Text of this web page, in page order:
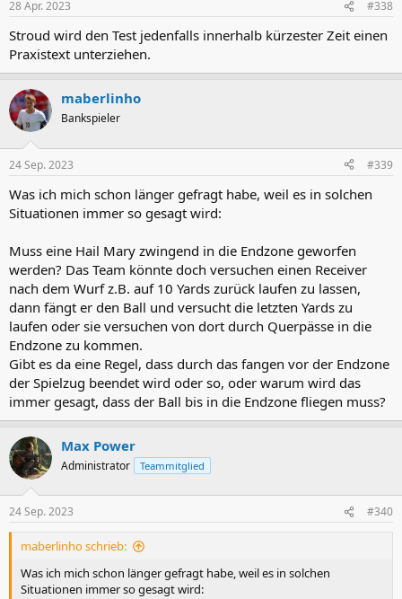
28 Apr. 2023 #338
Stroud wird den Test jedenfalls innerhalb kürzester Zeit einen
Praxistext unterziehen.
maberlinho
Bankspieler
24 Sep. 2023 #339
Was ich mich schon länger gefragt habe, weil es in solchen
Situationen immer so gesagt wird:
Muss eine Hail Mary zwingend in die Endzone geworfen
werden? Das Team könnte doch versuchen einen Receiver
nach dem Wurf z.B. auf 10 Yards zurück laufen zu lassen,
dann fängt er den Ball und versucht die letzten Yards zu
laufen oder sie versuchen von dort durch Querpässe in die
Endzone zu kommen.
Gibt es da eine Regel, dass durch das fangen vor der Endzone
der Spielzug beendet wird oder so, oder warum wird das
immer gesagt, dass der Ball bis in die Endzone fliegen muss?
Max Power
Administrator Teammitglied
24 Sep. 2023 #340
maberlinho schrieb:
Was ich mich schon länger gefragt habe, weil es in solchen
Situationen immer so gesagt wird: